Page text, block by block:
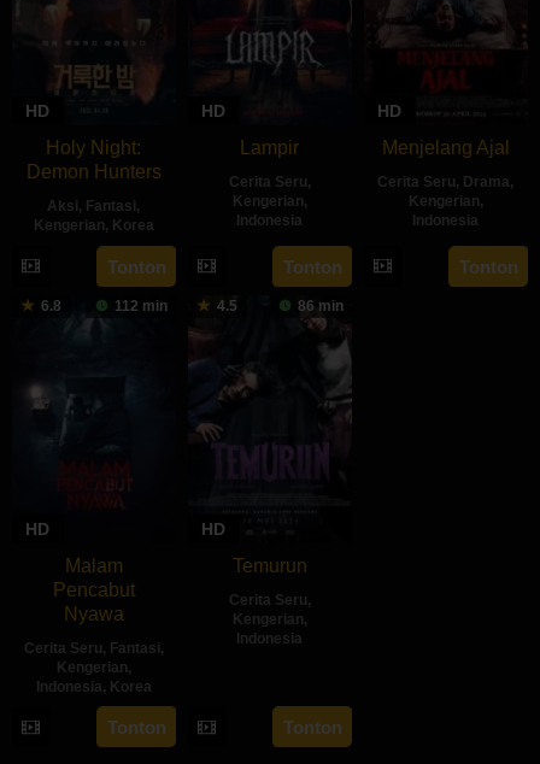
HD
Holy Night:
Demon Hunters
Aksi, Fantasi,
Kengerian, Korea
30
Apr
2025
Lim
Dae-
hee
Tonton
HD
Lampir
Cerita Seru,
Kengerian,
Indonesia
14
Feb
2024
Kenny
Gulardi
Tonton
HD
Menjelang Ajal
Cerita Seru, Drama,
Kengerian,
Indonesia
30
Apr
Hadrah
Daeng
Tonton
6.8 112 min
HD
Malam
Pencabut
Nyawa
Cerita Seru, Fantasi,
Kengerian,
Indonesia, Korea
22
May
Sidharta
Tata
Tonton
4.5 86 min
HD
Temurun
Cerita Seru,
Kengerian,
Indonesia
May
2024
Syarafina
Tonton